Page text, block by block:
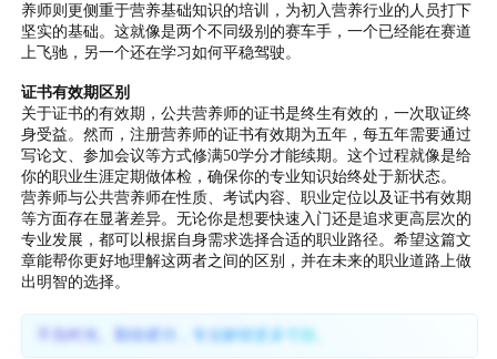
养师则更侧重于营养基础知识的培训，为初入营养行业的人员打下
坚实的基础。这就像是两个不同级别的赛车手，一个已经能在赛道
上飞驰，另一个还在学习如何平稳驾驶。
证书有效期区别
关于证书的有效期，公共营养师的证书是终生有效的，一次取证终
身受益。然而，注册营养师的证书有效期为五年，每五年需要通过
写论文、参加会议等方式修满50学分才能续期。这个过程就像是给
你的职业生涯定期做体检，确保你的专业知识始终处于新状态。
营养师与公共营养师在性质、考试内容、职业定位以及证书有效期
等方面存在显著差异。无论你是想要快速入门还是追求更高层次的
专业发展，都可以根据自身需求选择合适的职业路径。希望这篇文
章能帮你更好地理解这两者之间的区别，并在未来的职业道路上做
出明智的选择。
不负时光、勤练硬功，专业解锁更多可能。